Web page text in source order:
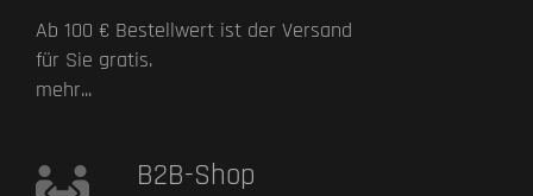
Ab 100 € Bestellwert ist der Versand
für Sie gratis.
mehr...
B2B-Shop